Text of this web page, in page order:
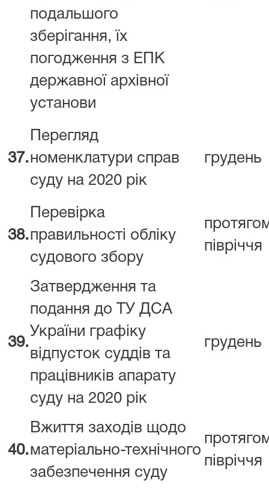
подальшого
зберігання, їх
погодження з ЕПК
державної архівної
установи
37.
Перегляд
номенклатури справ
суду на 2020 рік
грудень
38.
Перевірка
правильності обліку
судового збору
півріччя
39.
Затвердження та
подання до ТУ ДСА
України графіку
відпусток суддів та
працівників апарату
суду на 2020 рік
грудень
40.
Вжиття заходів щодо
матеріально-технічного
забезпечення суду
півріччя